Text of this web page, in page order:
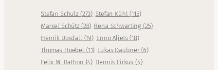
Stefan Schulz (273) Stefan Kühl(115)
Marcel Schütz (28) Rena Schwarting (25)
Henrik Dosdall (19) Enno Aljets(18)
Thomas Hoebel (11) Lukas Daubner(6)
Felix M. Bathon (4) Dennis Firkus(4)